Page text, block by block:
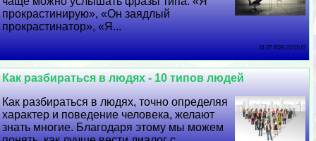
прокрастинирую», «Он заядлый
прокрастинатор», «Я...
01 07 2026 23:53:15
Как разбираться в людях - 10 типов людей
Как разбираться в людях, точно определяя
хаpaктер и поведение человека, желают
знать многие. Благодаря этому мы можем